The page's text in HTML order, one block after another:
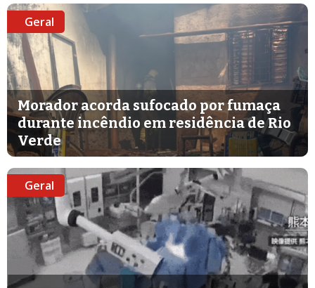
Geral
Morador acorda sufocado por fumaça
durante incêndio em residência de Rio
Verde
Geral